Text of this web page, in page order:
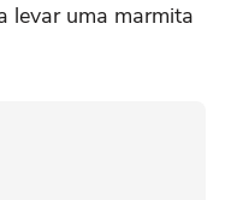
levar uma marmita